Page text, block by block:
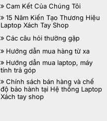
Cam Kết Của Chúng Tôi
15 Năm Kiến Tạo Thương Hiệu
Laptop Xách Tay Shop
Các câu hỏi thường gặp
Hướng dẫn mua hàng từ xa
Hướng dẫn mua laptop, máy
tính trả góp
Chính sách bán hàng và chế
độ bảo hành tại Hệ thống Laptop
Xách tay shop